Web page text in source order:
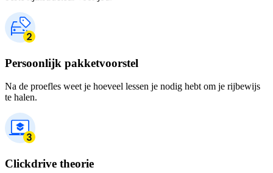
Persoonlijk pakketvoorstel
Na de proefles weet je hoeveel lessen je nodig hebt om je rijbewijs
te halen.
Clickdrive theorie